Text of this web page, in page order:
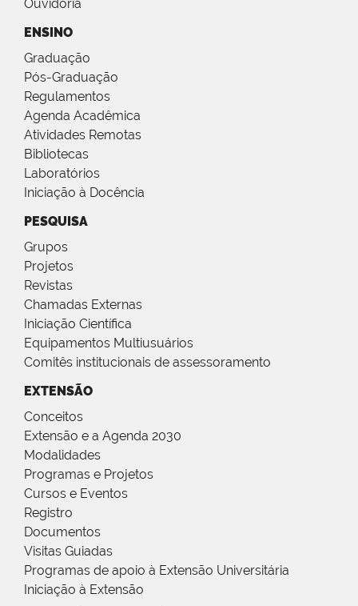
Ouvidoria
ENSINO
Graduação
Pós-Graduação
Regulamentos
Agenda Acadêmica
Atividades Remotas
Bibliotecas
Laboratórios
Iniciação à Docência
PESQUISA
Grupos
Projetos
Revistas
Chamadas Externas
Iniciação Científica
Equipamentos Multiusuários
Comitês institucionais de assessoramento
EXTENSÃO
Conceitos
Extensão e a Agenda 2030
Modalidades
Programas e Projetos
Cursos e Eventos
Registro
Documentos
Visitas Guiadas
Programas de apoio à Extensão Universitária
Iniciação à Extensão